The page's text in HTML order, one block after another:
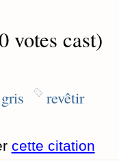
votes cast)
gris revêtir
cette citation